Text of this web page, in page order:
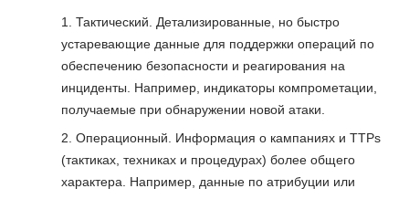
Тактический. Детализированные, но быстро
устаревающие данные для поддержки операций по
обеспечению безопасности и реагирования на
инциденты. Например, индикаторы компрометации,
получаемые при обнаружении новой атаки.
Операционный. Информация о кампаниях и TTPs
(тактиках, техниках и процедурах) более общего
характера. Например, данные по атрибуции или